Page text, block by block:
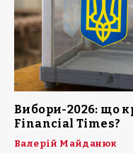
Вибори-2026: що
Financial Times?
Валерій Майданюк